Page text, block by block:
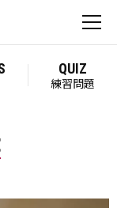
QUIZ
練習問題